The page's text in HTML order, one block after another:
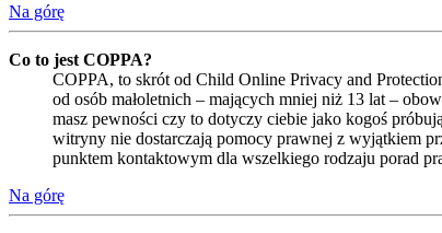
Na górę
Co to jest COPPA?
COPPA, to skrót od Child Online Privacy and
od osób małoletnich – mających mniej niż 13 lat –
masz pewności czy to dotyczy ciebie jako kogoś
witryny nie dostarczają pomocy prawnej z wyjątkiem
punktem kontaktowym dla wszelkiego rodzaju porad
Na górę